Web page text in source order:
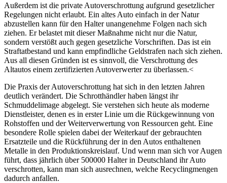
Außerdem ist die private Autoverschrottung aufgrund gesetzlicher
Regelungen nicht erlaubt. Ein altes Auto einfach in der Natur
abzustellen kann für den Halter unangenehme Folgen nach sich
ziehen. Er belastet mit dieser Maßnahme nicht nur die Natur,
sondern verstößt auch gegen gesetzliche Vorschriften. Das ist ein
Straftatbestand und kann empfindliche Geldstrafen nach sich ziehen.
Aus all diesen Gründen ist es sinnvoll, die Verschrottung des
Altautos einem zertifizierten Autoverwerter zu überlassen.<
Die Praxis der Autoverschrottung hat sich in den letzten Jahren
deutlich verändert. Die Schrotthändler haben längst ihr
Schmuddelimage abgelegt. Sie verstehen sich heute als moderne
Dienstleister, denen es in erster Linie um die Rückgewinnung von
Rohstoffen und der Weiterverwertung von Ressourcen geht. Eine
besondere Rolle spielen dabei der Weiterkauf der gebrauchten
Ersatzteile und die Rückführung der in den Autos enthaltenen
Metalle in den Produktionskreislauf. Und wenn man sich vor Augen
führt, dass jährlich über 500000 Halter in Deutschland ihr Auto
verschrotten, kann man sich ausrechnen, welche Recyclingmengen
dadurch anfallen.